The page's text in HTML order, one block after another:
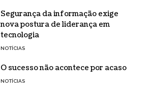
Segurança da informação exige
nova postura de liderança em
tecnologia
NOTÍCIAS
O sucesso não acontece por acaso
NOTÍCIAS